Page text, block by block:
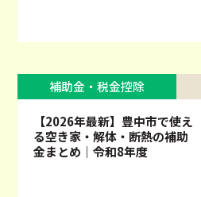
補助金・税金控除
【2026年最新】豊中市で使え
る空き家・解体・断熱の補助
金まとめ｜令和8年度